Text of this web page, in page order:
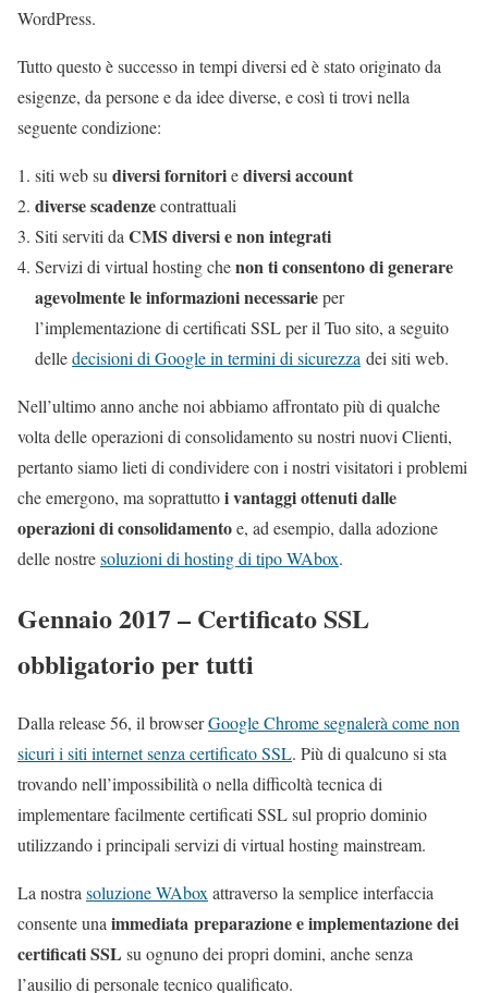
WordPress.
Tutto questo è successo in tempi diversi ed è stato originato da
esigenze, da persone e da idee diverse, e così ti trovi nella
seguente condizione:
siti web su diversi fornitoriediversi account
diverse scadenzecontrattuali
Siti serviti da CMS diversi e non integrati
Servizi di virtual hosting chenon ti consentono di generare
agevolmente le informazioni necessarieper
l’implementazione di certificati SSL per il Tuo sito, a seguito
delledecisioni di Google in termini di sicurezza dei siti web.
Nell’ultimo anno anche noi abbiamo affrontato più di qualche
volta delle operazioni di consolidamento su nostri nuovi Clienti,
pertanto siamo lieti di condividere con i nostri visitatori i problemi
che emergono, ma soprattuttoi vantaggi ottenuti dalle
operazioni di consolidamentoe, ad esempio, dalla adozione
delle nostresoluzioni di hosting di tipo WAbox.
Gennaio 2017 – Certificato SSL
obbligatorio per tutti
Dalla release 56, il browserGoogle Chrome segnalerà come non
sicuri i siti internet senza certificato SSL. Più di qualcuno si sta
trovando nell’impossibilità o nella difficoltà tecnica di
implementare facilmente certificati SSL sul proprio dominio
utilizzando i principali servizi di virtual hosting mainstream.
La nostrasoluzione WAboxattraverso la semplice interfaccia
consente unaimmediata preparazione e implementazione dei
certificati SSL su ognuno dei propri domini, anche senza
l’ausilio di personale tecnico qualificato.